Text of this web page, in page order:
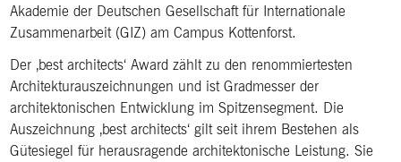
Akademie der Deutschen Gesellschaft für Internationale
Zusammenarbeit (GIZ) am Campus Kottenforst.
Der ‚best architects‘ Award zählt zu den renommiertesten
Architekturauszeichnungen und ist Gradmesser der
architektonischen Entwicklung im Spitzensegment. Die
Auszeichnung ‚best architects‘ gilt seit ihrem Bestehen als
Gütesiegel für herausragende architektonische Leistung. Sie